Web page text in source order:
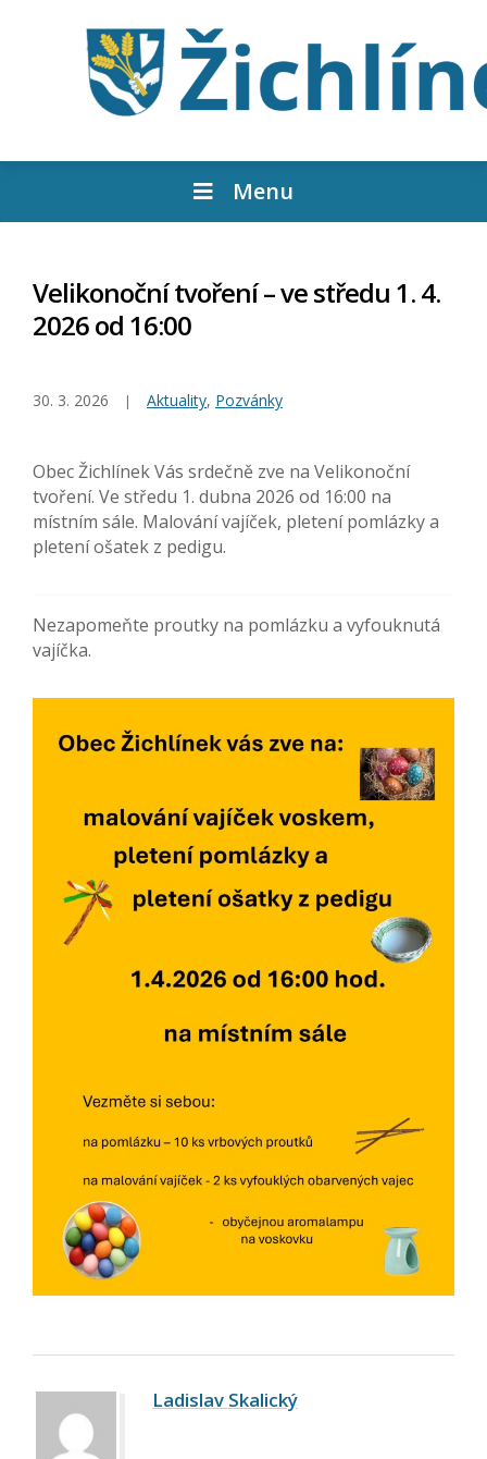
Menu
Velikonoční tvoření – ve středu 1. 4.
2026 od 16:00
30. 3. 2026 Aktuality, Pozvánky
Obec Žichlínek Vás srdečně zve na Velikonoční
tvoření. Ve středu 1. dubna 2026 od 16:00 na
místním sále. Malování vajíček, pletení pomlázky a
pletení ošatek z pedigu.
Nezapomeňte proutky na pomlázku a vyfouknutá
vajíčka.
Ladislav Skalický